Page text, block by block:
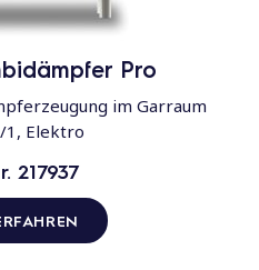
Pro
im Garraum
1, Elektro
217937